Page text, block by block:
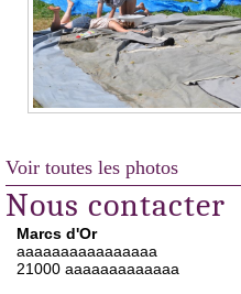
Voir toutes les photos
Nous contacter
Marcs d'Or
aaaaaaaaaaaaaaaa
21000 aaaaaaaaaaaaa